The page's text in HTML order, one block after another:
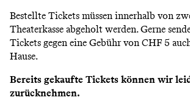
Bestellte Tickets müssen innerhalb von
Theaterkasse abgeholt werden. Gerne
Tickets gegen eine Gebühr von CHF 5
Hause.
Bereits gekaufte Tickets können wir
zurücknehmen.